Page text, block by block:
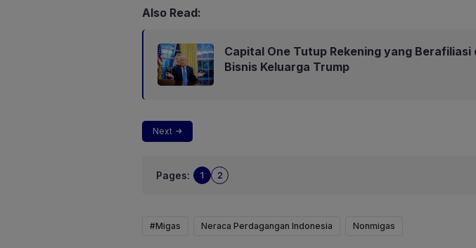
Also Read:
Capital One Tutup Rekening yang Berafiliasi
Bisnis Keluarga Trump
Next
Pages: 1 2
#Migas Neraca Perdagangan Indonesia Nonmigas